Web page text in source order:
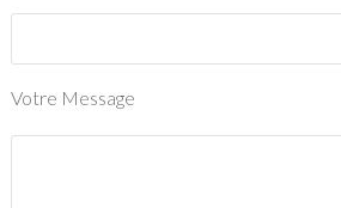
Votre Message